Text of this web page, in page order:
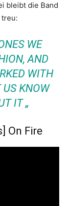
bleibt die Band
WE
AND
WITH
US KNOW
IT „
On Fire